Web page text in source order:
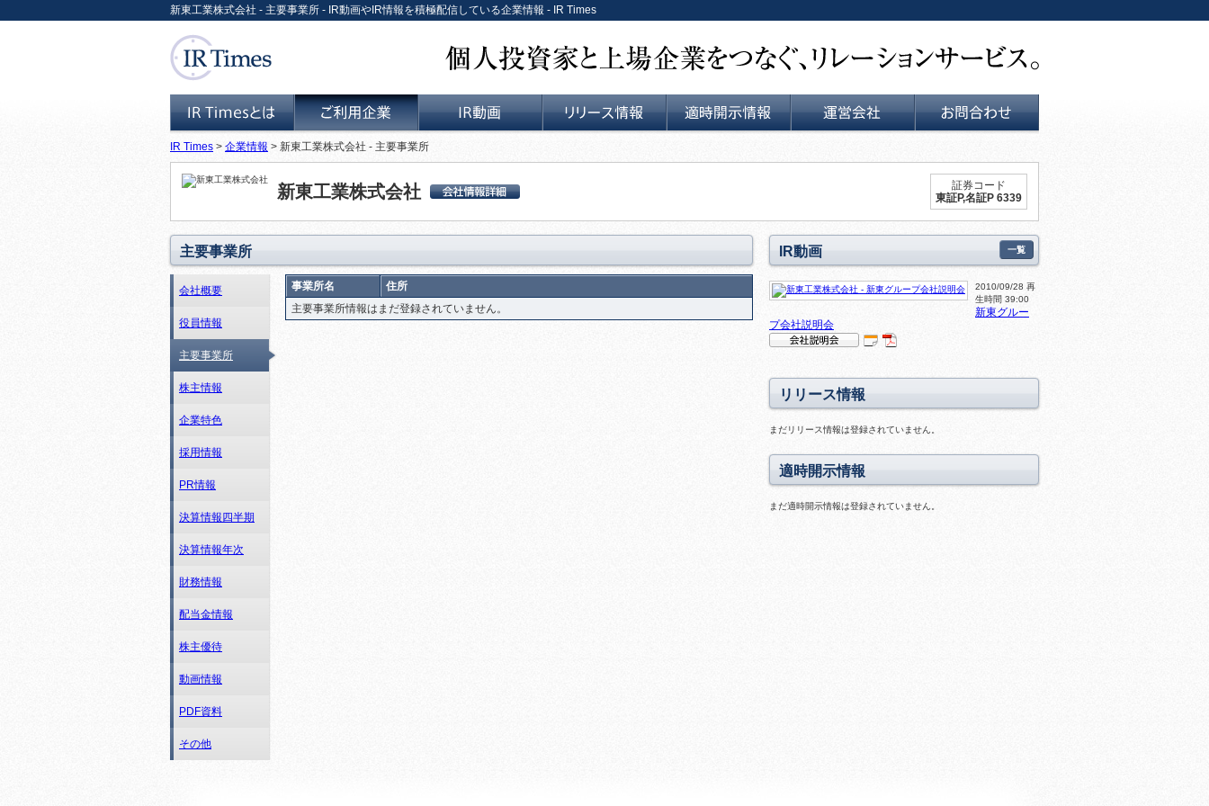
新東工業株式会社 - 主要事業所 - IR動画やIR情報を積極配信している企業情報 - IR Times
IR Timesとは ご利用企業
IR Times > 企業情報 > 新東工業株式会社 - 主要事業所
証券コード
東証P,名証P 6339
新東工業株式会社
社詳細情報
主要事業所
会社概要
役員情報
主要事業所
株主情報
企業特色
採用情報
PR情報
決算情報四半期
決算情報年次
財務情報
配当金情報
株主優待
動画情報
PDF資料
その他
事業所名
住所
主要事業所情報はまだ登録されていません。
IR動画 一覧
2010/09/28 再
生時間 39:00
新東グルー
プ会社説明会
動
画
ス
ラ
ド
あ
り
DF
料
り
リリース情報
まだリリース情報は登録されていません。
適時開示情報
まだ適時開示情報は登録されていません。